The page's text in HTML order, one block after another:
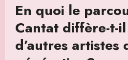
En quoi le
Cantat diffère-t-
d’autres artistes